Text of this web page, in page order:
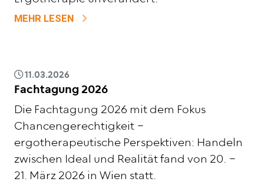
MEHR LESEN ZU BERUFSERFAHRUNG ALS
11.03.2026
Fachtagung 2026
Die Fachtagung 2026 mit dem Fokus
Chancengerechtigkeit –
ergotherapeutische Perspektiven: Handeln
zwischen Ideal und Realität fand von 20. –
21. März 2026 in Wien statt.